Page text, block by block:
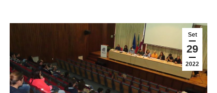
Set
29
2022